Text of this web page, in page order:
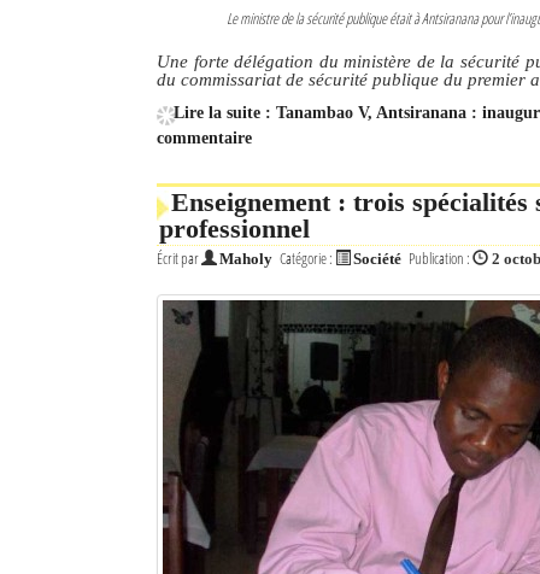
Le ministre de la sécurité publique était à Antsiranana pour
Une forte délégation du ministère de la sécurité
du commissariat de sécurité publique du premier
Lire la suite : Tanambao V, Antsiranana :
commentaire
Enseignement : trois spécialités
professionnel
Écrit par Maholy Catégorie : Société Publication : 2